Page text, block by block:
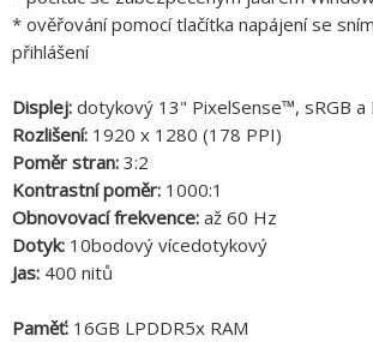
* ověřování pomocí tlačítka napájení se
přihlášení
Displej: dotykový 13" PixelSense™, sRGB a
Rozlišení: 1920 x 1280 (178 PPI)
Poměr stran: 3:2
Kontrastní poměr: 1000:1
Obnovovací frekvence: až 60 Hz
Dotyk: 10bodový vícedotykový
Jas: 400 nitů
Paměť: 16GB LPDDR5x RAM